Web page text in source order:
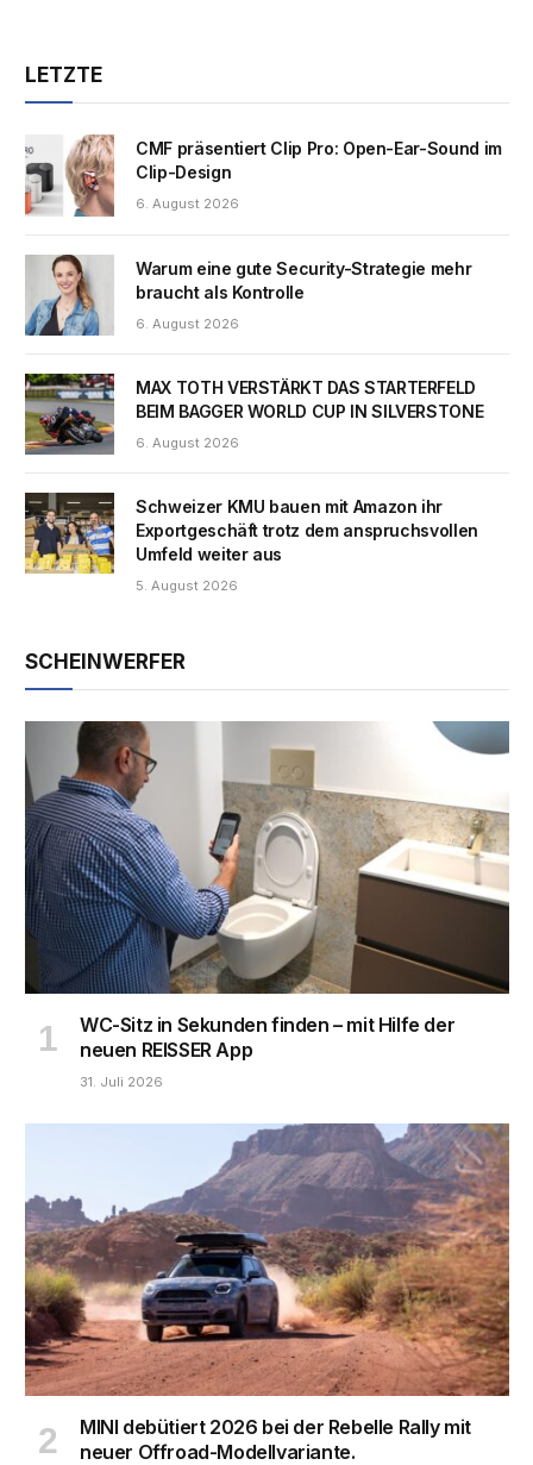
LETZTE
CMF präsentiert Clip Pro: Open-Ear-Sound im
Clip-Design
6. August 2026
Warum eine gute Security-Strategie mehr
braucht als Kontrolle
6. August 2026
MAX TOTH VERSTÄRKT DAS STARTERFELD
BEIM BAGGER WORLD CUP IN SILVERSTONE
6. August 2026
Schweizer KMU bauen mit Amazon ihr
Exportgeschäft trotz dem anspruchsvollen
Umfeld weiter aus
5. August 2026
SCHEINWERFER
WC-Sitz in Sekunden finden – mit Hilfe der
neuen REISSER App
31. Juli 2026
MINI debütiert 2026 bei der Rebelle Rally mit
neuer Offroad-Modellvariante.